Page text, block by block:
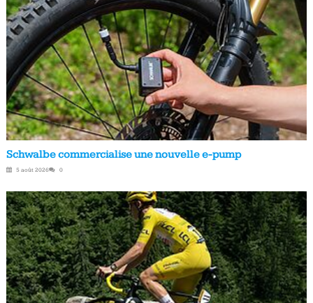
Schwalbe commercialise une nouvelle e-pump
5 août 2026 0